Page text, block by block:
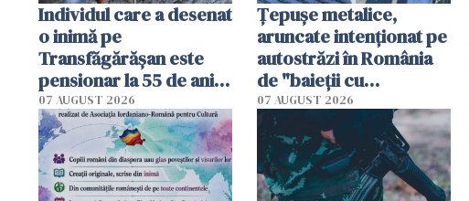
Individul care a desenat
o inimă pe
Transfăgărășan este
pensionar la 55 de ani.
Poliția l-a identificat
07 AUGUST 2026
Țepușe metalice,
aruncate intenționat pe
autostrăzi în România
de "baieții cu
platforme": "Mi-au
cerut 1200 lei să mă
tracteze"
07 AUGUST 2026